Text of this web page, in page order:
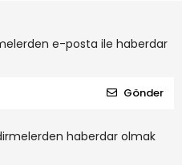
e-posta ile haberdar
Gönder
haberdar olmak